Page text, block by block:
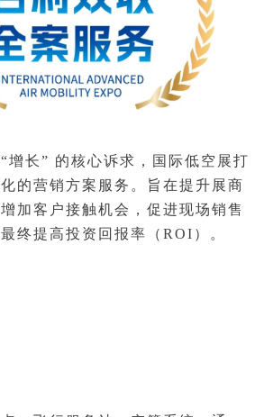
增长” 的核心诉求，国际低空展打
的营销方案服务。
旨在提升展商
加客户接触机会，促进现场销售
终提高投资回报率（ROI）。